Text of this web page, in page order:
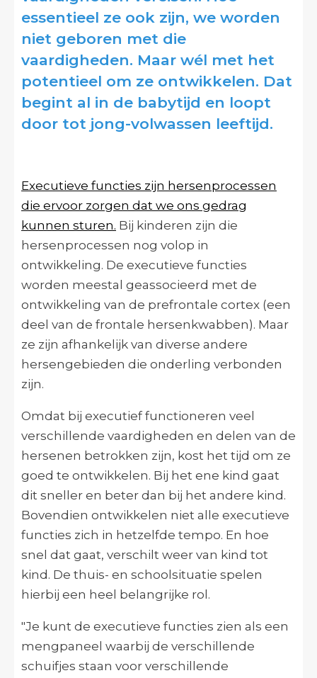
essentieel ze ook zijn, we worden
niet geboren met die
vaardigheden. Maar wél met het
potentieel om ze ontwikkelen. Dat
begint al in de babytijd en loopt
door tot jong-volwassen leeftijd.
Executieve functies zijn hersenprocessen
die ervoor zorgen dat we ons gedrag
kunnen sturen. Bij kinderen zijn die
hersenprocessen nog volop in
ontwikkeling. De executieve functies
worden meestal geassocieerd met de
ontwikkeling van de prefrontale cortex (een
deel van de frontale hersenkwabben). Maar
ze zijn afhankelijk van diverse andere
hersengebieden die onderling verbonden
zijn.
Omdat bij executief functioneren veel
verschillende vaardigheden en delen van de
hersenen betrokken zijn, kost het tijd om ze
goed te ontwikkelen. Bij het ene kind gaat
dit sneller en beter dan bij het andere kind.
Bovendien ontwikkelen niet alle executieve
functies zich in hetzelfde tempo. En hoe
snel dat gaat, verschilt weer van kind tot
kind. De thuis- en schoolsituatie spelen
hierbij een heel belangrijke rol.
"Je kunt de executieve functies zien als een
mengpaneel waarbij de verschillende
schuifjes staan voor verschillende